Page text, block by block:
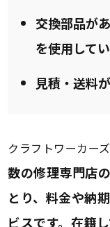
交換部品が
を使用して
見積・送料
クラフトワーカー
数の修理専門店
とり、料金や納
ビスです。在籍